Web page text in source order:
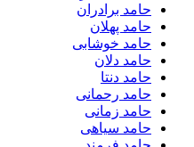
حامد برادران
حامد پهلان
حامد خوشابی
حامد دلان
حامد دنتا
حامد رحمانی
حامد زمانی
حامد سیاهی